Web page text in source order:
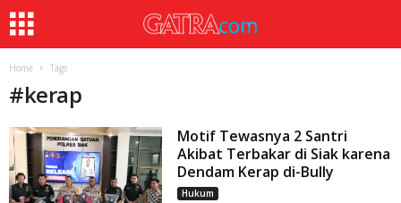
Home Tags
#kerap
Motif Tewasnya 2 Santri
Akibat Terbakar di Siak karena
Dendam Kerap di-Bully
Hukum